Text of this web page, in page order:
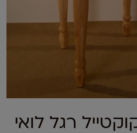
רגל לואי